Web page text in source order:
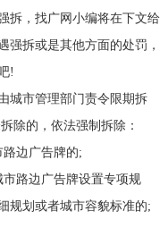
拆，找广网小编将在下文给
强拆或是其他方面的处罚，
!
城市管理部门责令限期拆
除的，依法强制拆除：
边广告牌的;
路边广告牌设置专项规
规划或者城市容貌标准的;